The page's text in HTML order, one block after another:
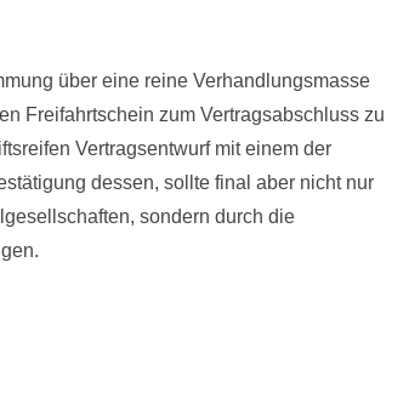
über eine reine Verhandlungsmasse
Freifahrtschein zum Vertragsabschluss zu
Vertragsentwurf mit einem der
dessen, sollte final aber nicht nur
sondern durch die